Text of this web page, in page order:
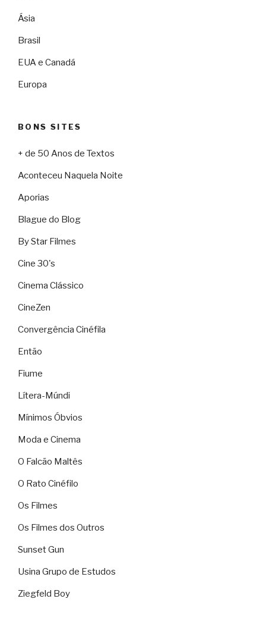
Ásia
Brasil
EUA e Canadá
Europa
BONS SITES
+ de 50 Anos de Textos
Aconteceu Naquela Noite
Aporias
Blague do Blog
By Star Filmes
Cine 30's
Cinema Clássico
CineZen
Convergência Cinéfila
Então
Fiume
Lítera-Múndi
Mínimos Óbvios
Moda e Cinema
O Falcão Maltês
O Rato Cinéfilo
Os Filmes
Os Filmes dos Outros
Sunset Gun
Usina Grupo de Estudos
Ziegfeld Boy